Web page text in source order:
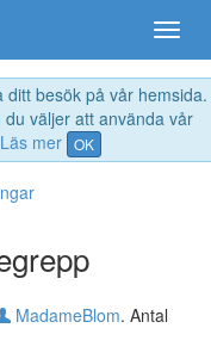
besök på vår hemsida.
väljer att använda vår
Läs mer OK
MadameBlom. Antal